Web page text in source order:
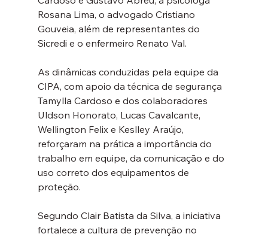
Rosana Lima, o advogado Cristiano
Gouveia, além de representantes do
Sicredi e o enfermeiro Renato Val.
As dinâmicas conduzidas pela equipe da
CIPA, com apoio da técnica de segurança
Tamylla Cardoso e dos colaboradores
Uldson Honorato, Lucas Cavalcante,
Wellington Felix e Keslley Araújo,
reforçaram na prática a importância do
trabalho em equipe, da comunicação e do
uso correto dos equipamentos de
proteção.
Segundo Clair Batista da Silva, a iniciativa
fortalece a cultura de prevenção no